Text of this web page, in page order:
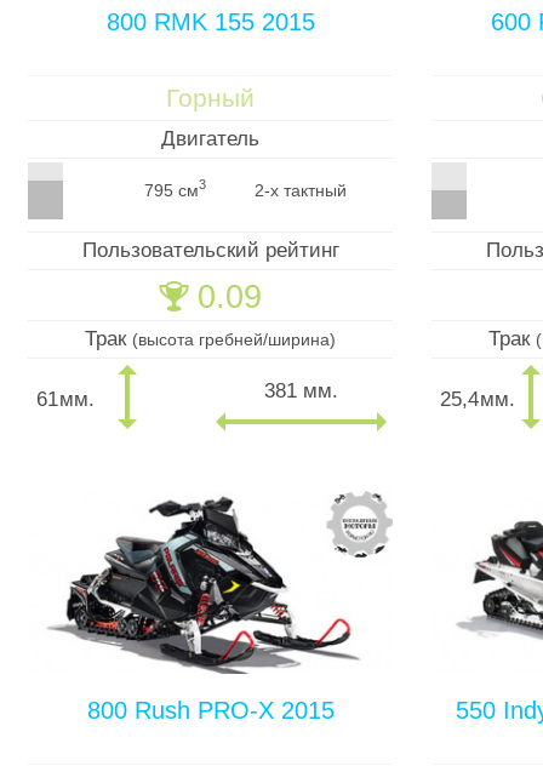
800 RMK 155 2015
Горный
Двигатель
795 см3 2-х тактный
Пользовательский рейтинг
🏆 0.09
Трак (высота гребней/ширина)
61мм. 381 мм.
600
Трак
25,4мм.
800 Rush PRO-X 2015 550